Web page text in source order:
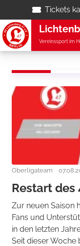
Tickets
Vereinssport im
Oberligateam
Restart
Zur neuen Saison
Fans und
in den letzten
Seit dieser Woche